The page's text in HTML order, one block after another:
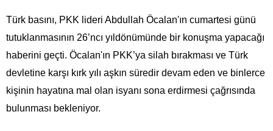
Türk basını, PKK lideri Abdullah Öcalan'ın cumartesi günü
tutuklanmasının 26’ncı yıldönümünde bir konuşma yapacağı
haberini geçti. Öcalan'ın PKK’ya silah bırakması ve Türk
devletine karşı kırk yılı aşkın süredir devam eden ve binlerce
kişinin hayatına mal olan isyanı sona erdirmesi çağrısında
bulunması bekleniyor.